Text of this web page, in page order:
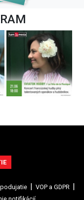
VOP a GDPR